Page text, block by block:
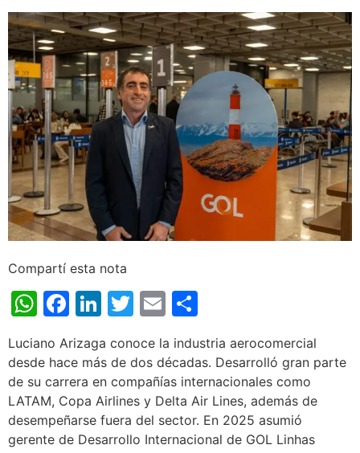
Compartí esta nota
WhatsApp
Facebook
LinkedIn
Twitter
Email
Luciano Arizaga conoce la industria aerocomercial
desde hace más de dos décadas. Desarrolló gran parte
de su carrera en compañías internacionales como
LATAM, Copa Airlines y Delta Air Lines, además de
desempeñarse fuera del sector. En 2025 asumió
gerente de Desarrollo Internacional de GOL Linhas